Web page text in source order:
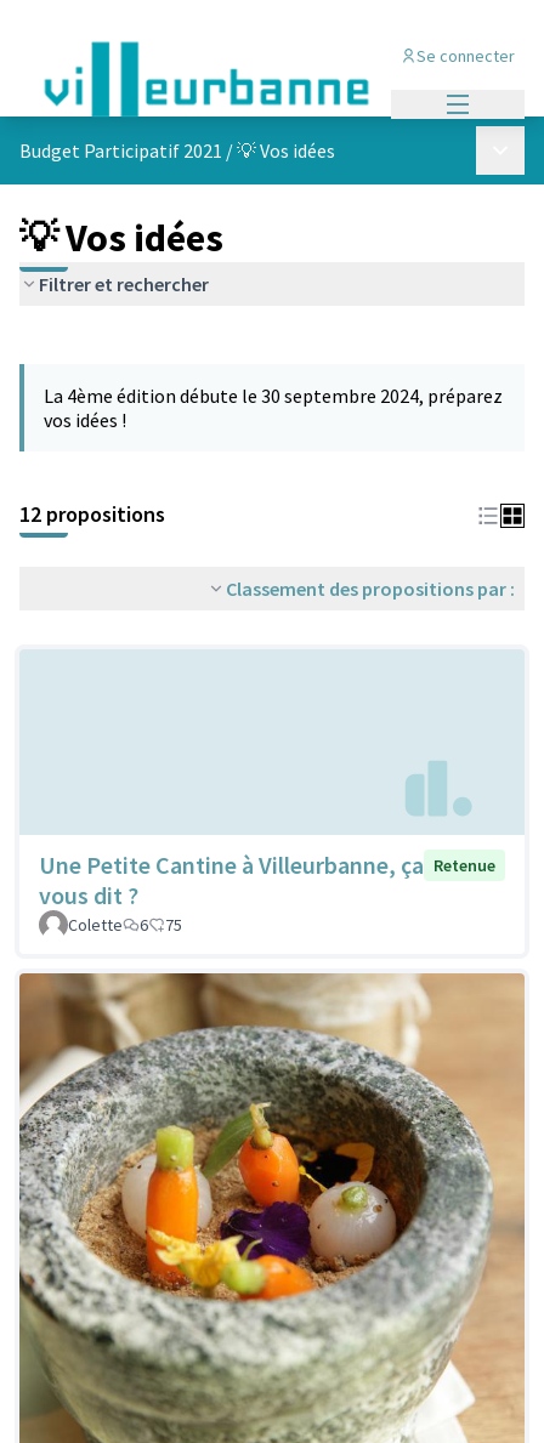
Se connecter
Budget Participatif 2021 /💡 Vos idées
💡 Vos idées
Filtrer et rechercher
La 4ème édition débute le 30 septembre 2024, préparez
vos idées !
12 propositions
Classement des propositions par :
Une Petite Cantine à Villeurbanne, ça
vous dit ?
Retenue
Colette 6 75